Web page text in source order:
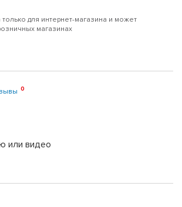
для интернет-магазина и может
магазинах
или видео